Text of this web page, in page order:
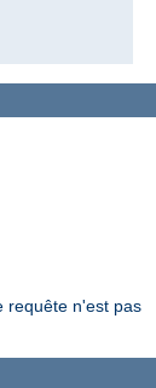
requête n'est pas